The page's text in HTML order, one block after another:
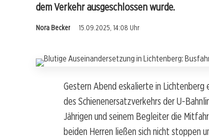
dem Verkehr ausgeschlossen wurde.
Nora Becker 15.09.2025, 14:08 Uhr
Gestern Abend eskalierte in
des Schienenersatzverkehrs der U-
Jährigen und seinem Begleiter die
beiden Herren ließen sich nicht stoppen